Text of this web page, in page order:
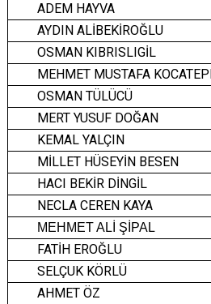
ADEM HAYVA
AYDIN ALİBEKİROĞLU
OSMAN KIBRISLIGİL
MEHMET MUSTAFA
OSMAN TÜLÜCÜ
MERT YUSUF DOĞAN
KEMAL YALÇIN
MİLLET HÜSEYİN BESEN
HACI BEKİR DİNGİL
NECLA CEREN KAYA
MEHMET ALİ ŞİPAL
FATİH EROĞLU
SELÇUK KÖRLÜ
AHMET ÖZ